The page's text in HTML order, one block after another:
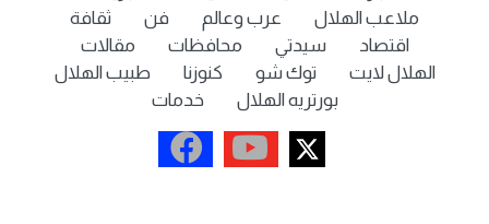
ملاعب الهلال
عرب وعالم فن
ثقافة
اقتصاد
سيدتي محافظات
مقالات
الهلال لايت
توك شو كنوزنا
طبيب الهلال
بورتريه الهلال
خدمات